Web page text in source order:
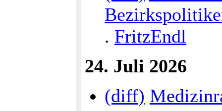
. FritzEndl
24. Juli 2026
(diff)